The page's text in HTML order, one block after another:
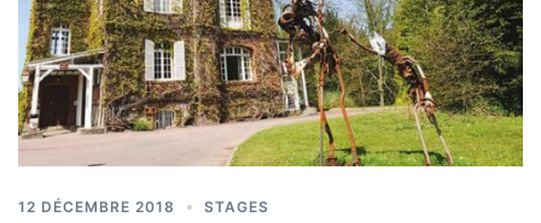
12 DÉCEMBRE 2018 STAGES